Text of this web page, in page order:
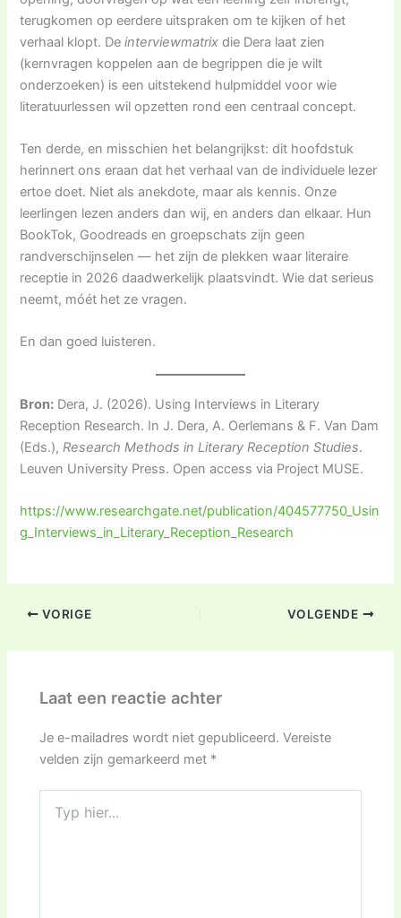
terugkomen op eerdere uitspraken om te kijken of het
verhaal klopt. Deinterviewmatrix die Dera laat zien
(kernvragen koppelen aan de begrippen die je wilt
onderzoeken) is een uitstekend hulpmiddel voor wie
literatuurlessen wil opzetten rond een centraal concept.
Ten derde, en misschien het belangrijkst: dit hoofdstuk
herinnert ons eraan dat het verhaal van de individuele lezer
ertoe doet. Niet als anekdote, maar als kennis. Onze
leerlingen lezen anders dan wij, en anders dan elkaar. Hun
BookTok, Goodreads en groepschats zijn geen
randverschijnselen — het zijn de plekken waar literaire
receptie in 2026 daadwerkelijk plaatsvindt. Wie dat serieus
neemt, móét het ze vragen.
En dan goed luisteren.
Bron: Dera, J. (2026). Using Interviews in Literary
Reception Research. In J. Dera, A. Oerlemans & F. Van Dam
(Eds.), Research Methods in Literary Reception Studies.
Leuven University Press. Open access via Project MUSE.
https://www.researchgate.net/publication/404577750_Usin
g_Interviews_in_Literary_Reception_Research
VORIGE VOLGENDE
Laat een reactie achter
Je e-mailadres wordt niet gepubliceerd. Vereiste
velden zijn gemarkeerd met *
hier...